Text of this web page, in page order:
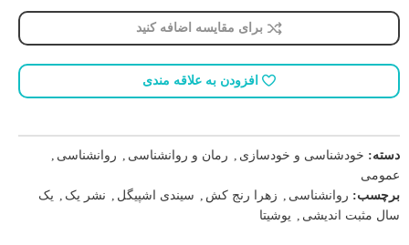
برای مقایسه اضافه کنید
افزودن به علاقه مندی
دسته: خودشناسی و خودسازی , رمان و روانشناسی , روانشناسی ,
عمومی
برچسب: روانشناسی , زهرا رنج کش , سیندی اشپیگل , نشر یک , یک
سال مثبت اندیشی , یوشیتا